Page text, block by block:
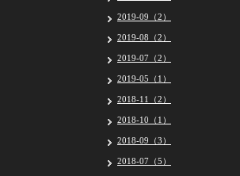
2019-09（2）
2019-08（2）
2019-07（2）
2019-05（1）
2018-11（2）
2018-10（1）
2018-09（3）
2018-07（5）